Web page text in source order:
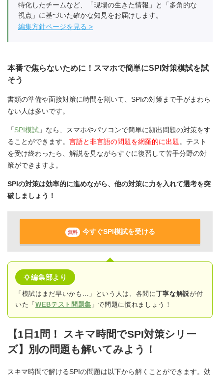
特化したチームなど、「現場の生きた情報」と「多角的な
視点」に基づいた確かな知見をお届けします。
編集方針ページを見る
本番で焦らないために！スマホで簡単にSPI対策模試を試
そう
書類の準備や面接対策に時間を割いて、SPIの対策まで手がまわら
ない人は多いです。
「SPI模試 」なら、スマホやパソコンで簡単に頻出問題の対策をす
ることができます。 言語と非言語の問題を網羅的に出題。テスト
を受け終わったら、解説を見ながらすぐに復習して苦手分野の対
策ができますよ。
SPIの対策は効率的に進めながら、他の対策に力を入れて選考を突
破しましょう！
無料 今すぐSPI模試を受ける
編集部より
「模試はまだ早いかも…」という人は、各問に 丁寧な解説が付
いた「 WEBテスト問題集 」で問題に慣れましょう！
【1日1問！ スキマ時間でSPI対策シリー
ズ】別の問題も解いてみよう！
スキマ時間で解けるSPIの問題は以下から解くことができます。効